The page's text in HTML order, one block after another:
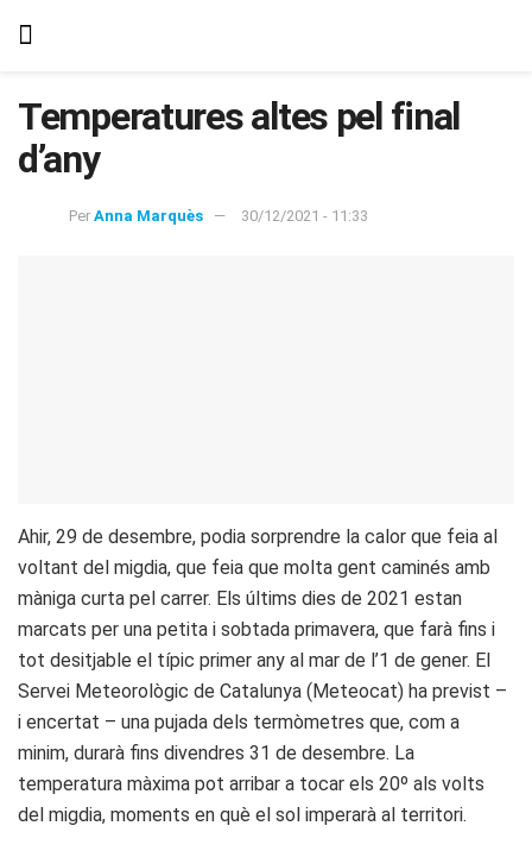
Temperatures altes pel final
d’any
Per Anna Marquès 30/12/2021 - 11:33
Ahir, 29 de desembre, podia sorprendre la calor que feia al
voltant del migdia, que feia que molta gent caminés amb
màniga curta pel carrer. Els últims dies de 2021 estan
marcats per una petita i sobtada primavera, que farà fins i
tot desitjable el típic primer any al mar de l’1 de gener. El
Servei Meteorològic de Catalunya (Meteocat) ha previst –
i encertat – una pujada dels termòmetres que, com a
minim, durarà fins divendres 31 de desembre. La
temperatura màxima pot arribar a tocar els 20º als volts
del migdia, moments en què el sol imperarà al territori.